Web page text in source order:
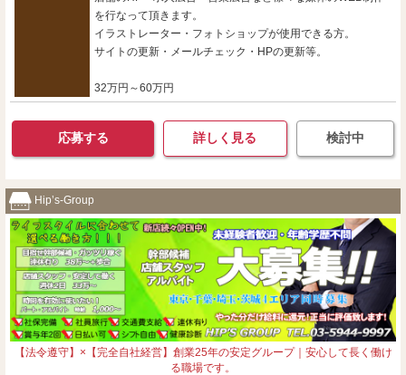
を行なって頂きます。
イラストレーター・フォトショップが使用できる方。
サイトの更新・メールチェック・HPの更新等。
32万円～60万円
応募する 詳しく見る 検討中
Hip’s-Group
【法令遵守】×【完全自社経営】創業25年の安定グループ｜安心して長く働け
る職場です。